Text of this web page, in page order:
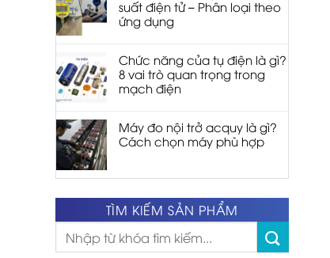
suất điện tử – Phân loại theo
ứng dụng
Chức năng của tụ điện là gì?
8 vai trò quan trọng trong
mạch điện
Máy đo nội trở acquy là gì?
Cách chọn máy phù hợp
TÌM KIẾM SẢN PHẨM
Tìm
kiếm: